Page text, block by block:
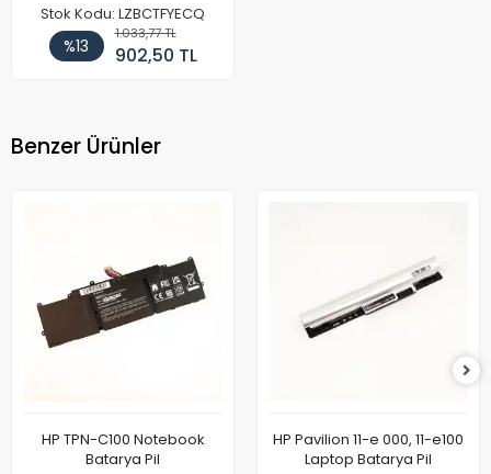
Stok Kodu: LZBCTFYECQ
%13
1.033,77 TL
902,50 TL
Benzer Ürünler
HP TPN-C100 Notebook
Batarya Pil
HP Pavilion 11-e 000, 11-e100
Laptop Batarya Pil